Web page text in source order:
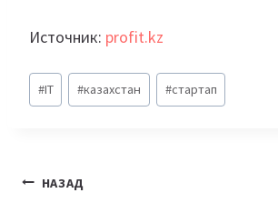
Источник: profit.kz
Метки
записи:
#IT #казахстан #стартап
Навигация
НАЗАД